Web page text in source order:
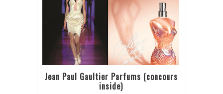
Jean Paul Gaultier Parfums (concours
inside)